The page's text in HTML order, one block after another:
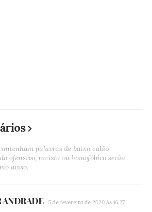
palavras de baixo calão
ofensivo, racista ou homofóbico serão
aviso.
ANDRADE 5 de fevereiro de 2020 às 16:27